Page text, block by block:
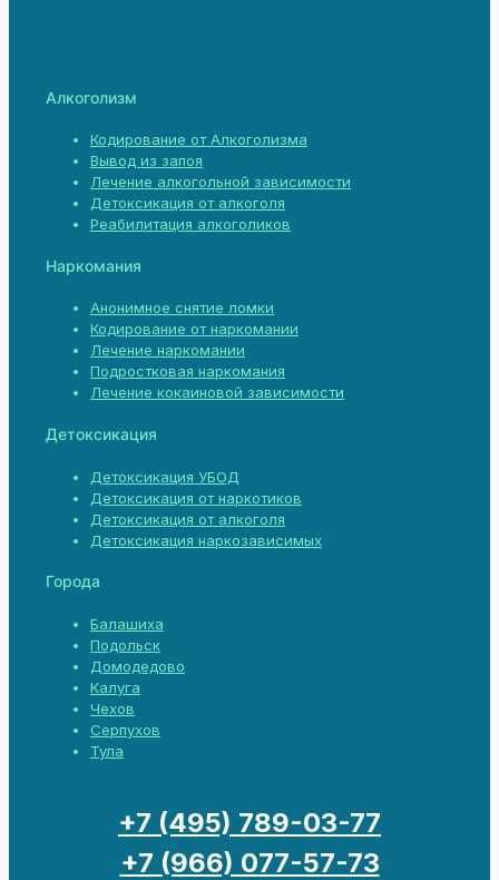
Алкоголизм
Кодирование от Алкоголизма
Вывод из запоя
Лечение алкогольной зависимости
Детоксикация от алкоголя
Реабилитация алкоголиков
Наркомания
Анонимное снятие ломки
Кодирование от наркомании
Лечение наркомании
Подростковая наркомания
Лечение кокаиновой зависимости
Детоксикация
Детоксикация УБОД
Детоксикация от наркотиков
Детоксикация от алкоголя
Детоксикация наркозависимых
Города
Балашиха
Подольск
Домодедово
Калуга
Чехов
Серпухов
Тула
+7 (495) 789-03-77
+7 (966) 077-57-73